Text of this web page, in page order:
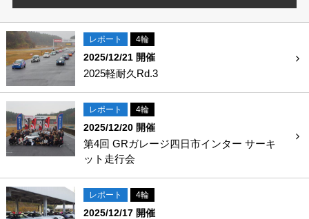
レポート 4輪
2025/12/21 開催
2025軽耐久Rd.3
レポート 4輪
2025/12/20 開催
第4回 GRガレージ四日市インター サーキ
ット走行会
レポート 4輪
2025/12/17 開催